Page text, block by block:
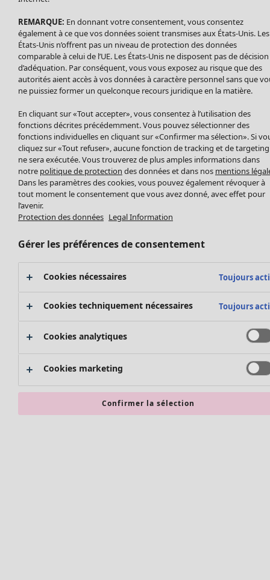
Chaussures
Vêtements de bain
Basics
Soldes Mobilier
Bonnes affaires déco
Décoration
Textiles
Tapis
Éponge
Les promos de Gudrun Sjödén
Bonnes affaires en soldes - jusqu'à -70
REMARQUE: En donnant votre consentement, vous consentez
également à ce que vos données soient transmises aux États-Unis. Les
États-Unis n’offrent pas un niveau de protection des données
comparable à celui de l’UE. Les États-Unis ne disposent pas de décision
d’adéquation. Par conséquent, vous vous exposez au risque que des
autorités aient accès à vos données à caractère personnel sans que
ne puissiez former un quelconque recours juridique en la matière.
En cliquant sur «Tout accepter», vous consentez à l’utilisation des
fonctions décrites précédemment. Vous pouvez sélectionner des
fonctions individuelles en cliquant sur «Confirmer ma sélection». Si
cliquez sur «Tout refuser», aucune fonction de tracking et de targeting
ne sera exécutée. Vous trouverez de plus amples informations dans
notre politique de protection des données et dans nos mentions
Dans les paramètres des cookies, vous pouvez également révoquer à
tout moment le consentement que vous avez donné, avec effet pour
l’avenir.
Protection des données Legal Information
Gérer les préférences de consentement
Cookies nécessaires Toujours
Cookies techniquement nécessaires Toujours
Cookies analytiques
Cookies marketing
Confirmer la sélection